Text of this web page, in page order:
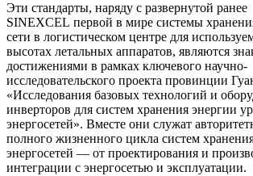
Эти стандарты, наряду с развернутой ранее
SINEXCEL первой в мире системы
сети в логистическом центре для
высотах летальных аппаратов, являются
достижениями в рамках ключевого научно-
исследовательского проекта провинции
«Исследования базовых технологий и
инверторов для систем хранения энергии
энергосетей». Вместе они служат
полного жизненного цикла систем
энергосетей — от проектирования и
интеграции с энергосетью и эксплуатации.